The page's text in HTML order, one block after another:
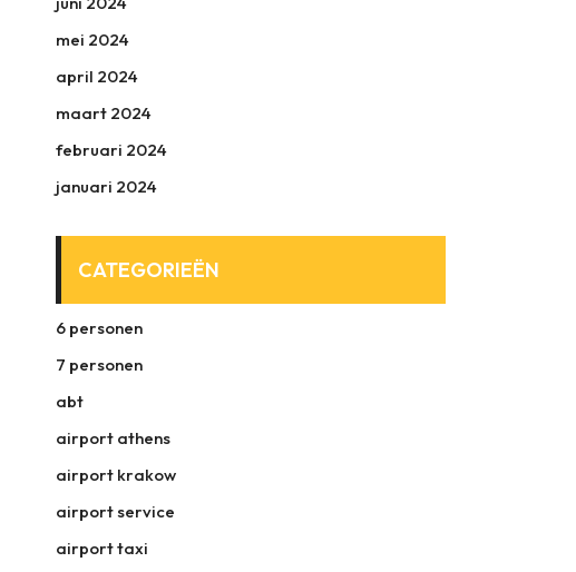
mei 2024
april 2024
maart 2024
februari 2024
januari 2024
CATEGORIEËN
6 personen
7 personen
abt
airport athens
airport krakow
airport service
airport taxi